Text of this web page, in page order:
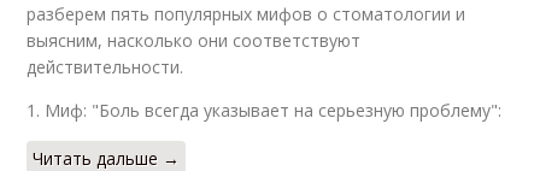
разберем пять популярных мифов о стоматологии и
выясним, насколько они соответствуют
действительности.
1. Миф: "Боль всегда указывает на серьезную проблему":
Читать дальше →